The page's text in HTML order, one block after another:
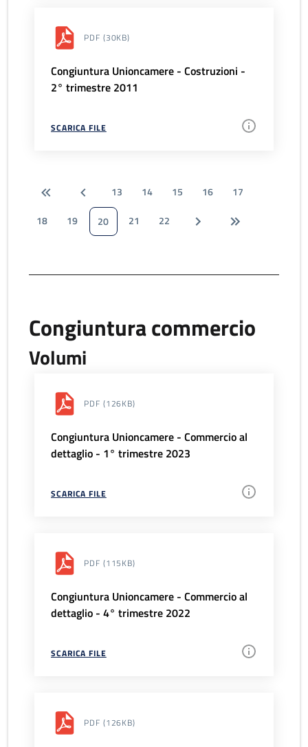
PDF (30KB)
Congiuntura Unioncamere - Costruzioni -
2° trimestre 2011
SCARICA FILE
13 14 15 16
17
18
19 20 21 22
Congiuntura commercio
Volumi
PDF (126KB)
Congiuntura Unioncamere - Commercio al
dettaglio - 1° trimestre 2023
SCARICA FILE
PDF (115KB)
Congiuntura Unioncamere - Commercio al
dettaglio - 4° trimestre 2022
SCARICA FILE
PDF (126KB)